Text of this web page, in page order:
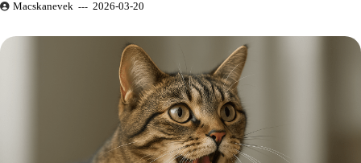
Macskanevek 2026-03-20